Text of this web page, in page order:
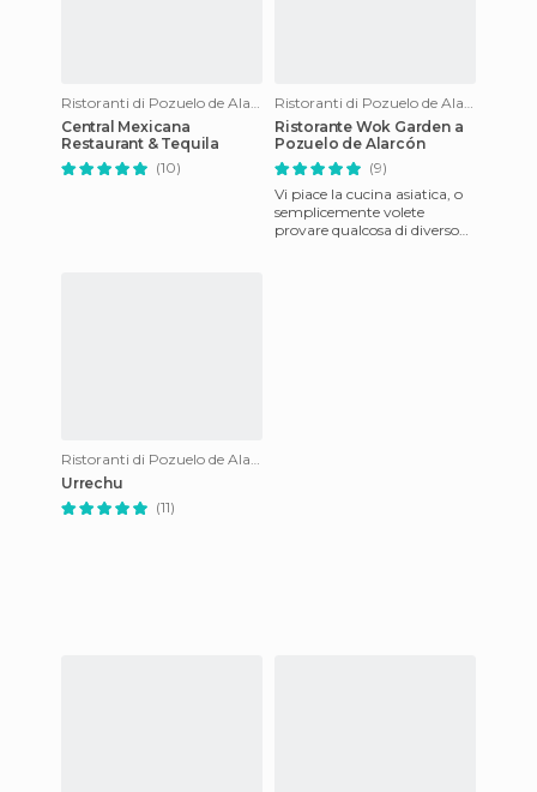
Ristoranti di Pozuelo de Alarcon
Central Mexicana
Restaurant & Tequila
(10)
Ristoranti di Pozuelo de Alarcon
Ristorante Wok Garden a
Pozuelo de Alarcón
(9)
Vi piace la cucina asiatica, o
semplicemente volete
provare qualcosa di diverso?
Ristoranti di Pozuelo de Alarcon
Urrechu
(11)